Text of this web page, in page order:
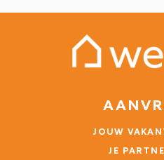
JOUW
JE